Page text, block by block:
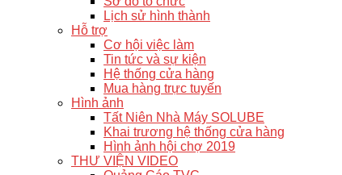
Lịch sử hình thành
Hỗ trợ
Cơ hội việc làm
Tin tức và sự kiện
Hệ thống cửa hàng
Mua hàng trực tuyến
Hình ảnh
Tất Niên Nhà Máy SOLUBE
Khai trương hệ thống cửa hàng
Hình ảnh hội chợ 2019
THƯ VIỆN VIDEO